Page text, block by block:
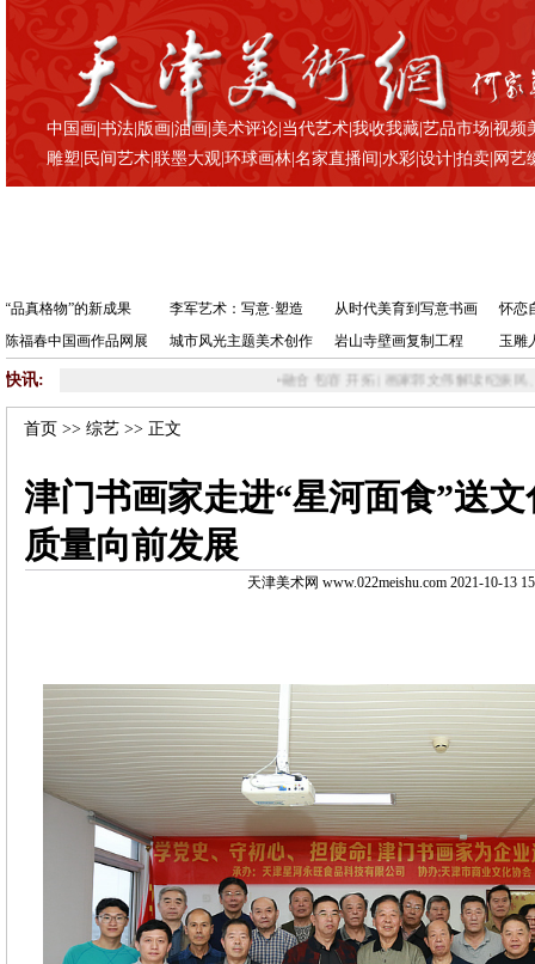
中国画 |书法 版画 |油画 |美术评论 当代艺术 |我收我藏 |艺品市场 |视频
雕塑 民间艺术 |联墨大观 |环球画林 |名家直播间 |水彩 |设计 |拍卖 网艺
“品真格物”的新成果 李军艺术：写意·塑造 从时代美育到写意书画
怀恋
陈福春中国画作品网展
城市风光主题美术创作 岩山寺壁画复制工程 玉雕
快讯: 融合 包容 开拓 | 画家郭文伟解读纪振民、姬俊尧大景山水画超常之道 •
首页 >>综艺 >> 正文
津门书画家走进“星河面食”送
质量向前发展
天津美术网 www.022meishu.com 2021-10-13